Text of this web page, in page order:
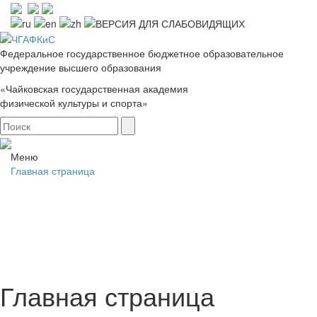
Федеральное государственное бюджетное образовательное
учреждение высшего образования
«Чайковская государственная академия
физической культуры и спорта»
Меню
Главная страница
Главная страница